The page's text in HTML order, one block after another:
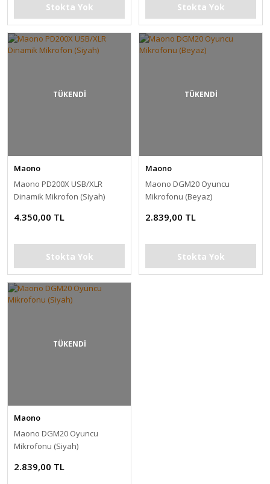
Stokta Yok Stokta Yok
TÜKENDİ
Maono
Maono PD200X USB/XLR
Dinamik Mikrofon (Siyah)
4.350,00 TL
Stokta Yok
TÜKENDİ
Maono
Maono DGM20 Oyuncu
Mikrofonu (Beyaz)
2.839,00 TL
Stokta Yok
TÜKENDİ
Maono
Maono DGM20 Oyuncu
Mikrofonu (Siyah)
2.839,00 TL